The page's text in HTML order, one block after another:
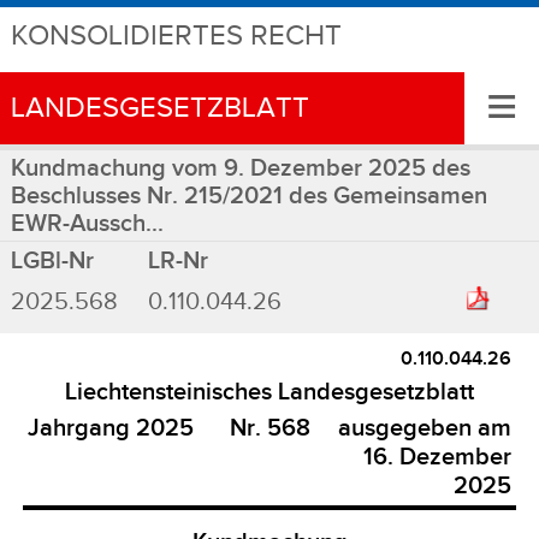
KONSOLIDIERTES RECHT
LANDESGESETZBLATT ≡
Kundmachung vom 9. Dezember 2025 des
Beschlusses Nr. 215/2021 des Gemeinsamen
EWR-Aussch...
LGBl-Nr
LR-Nr
2025.568
0.110.044.26